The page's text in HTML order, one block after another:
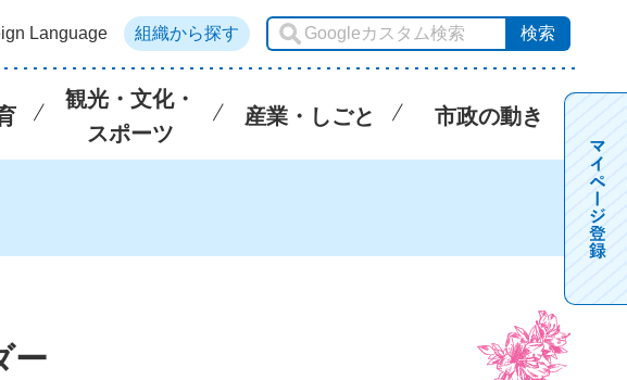
Language 組織から探す
観光・文化・
スポーツ
産業・しごと 市政の動き
ー